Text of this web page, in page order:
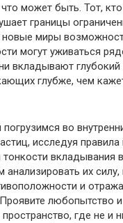
может быть. Тот,
границы
миры
могут уживаться
вкладывают
глубже, чем
во
исследуя правила
тонкости вкладывания
анализировать их
и
любопытство и
где не и